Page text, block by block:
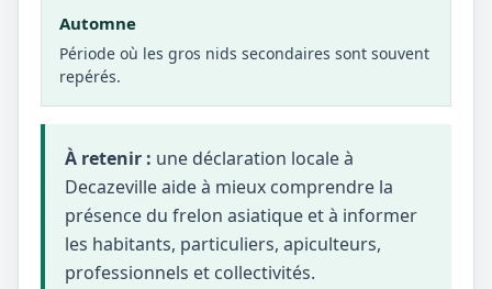
Automne
Période où les gros nids secondaires sont souvent
repérés.
À retenir : une déclaration locale à
Decazeville aide à mieux comprendre la
présence du frelon asiatique et à informer
les habitants, particuliers, apiculteurs,
professionnels et collectivités.